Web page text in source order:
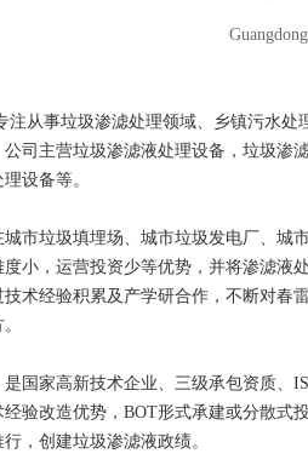
注从事垃圾渗滤处理领域、乡镇污水
司主营垃圾渗滤液处理设备，垃圾渗
设备等。
市垃圾填埋场、城市垃圾发电厂、城
小，运营投资少等优势，并将渗滤液
术经验积累及产学研合作，不断对春
国家高新技术企业、三级承包资质、
验改造优势，BOT形式承建或分散
，创建垃圾渗滤液政绩。